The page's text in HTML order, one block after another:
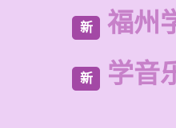
新 福州
新 学音